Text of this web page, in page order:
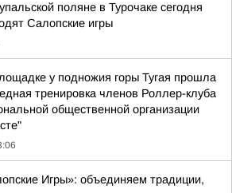
поляне в Турочаке сегодня
Салопские игры
у подножия горы Тугая прошла
тренировка членов Роллер-клуба
общественной организации
Игры»: объединяем традиции,